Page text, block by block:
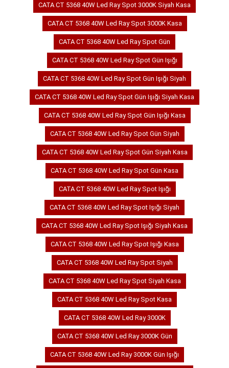
CATA CT 5368 40W Led Ray Spot 3000K Siyah Kasa
CATA CT 5368 40W Led Ray Spot 3000K Kasa
CATA CT 5368 40W Led Ray Spot Gün
CATA CT 5368 40W Led Ray Spot Gün Işığı
CATA CT 5368 40W Led Ray Spot Gün Işığı Siyah
CATA CT 5368 40W Led Ray Spot Gün Işığı Siyah Kasa
CATA CT 5368 40W Led Ray Spot Gün Işığı Kasa
CATA CT 5368 40W Led Ray Spot Gün Siyah
CATA CT 5368 40W Led Ray Spot Gün Siyah Kasa
CATA CT 5368 40W Led Ray Spot Gün Kasa
CATA CT 5368 40W Led Ray Spot Işığı
CATA CT 5368 40W Led Ray Spot Işığı Siyah
CATA CT 5368 40W Led Ray Spot Işığı Siyah Kasa
CATA CT 5368 40W Led Ray Spot Işığı Kasa
CATA CT 5368 40W Led Ray Spot Siyah
CATA CT 5368 40W Led Ray Spot Siyah Kasa
CATA CT 5368 40W Led Ray Spot Kasa
CATA CT 5368 40W Led Ray 3000K
CATA CT 5368 40W Led Ray 3000K Gün
CATA CT 5368 40W Led Ray 3000K Gün Işığı